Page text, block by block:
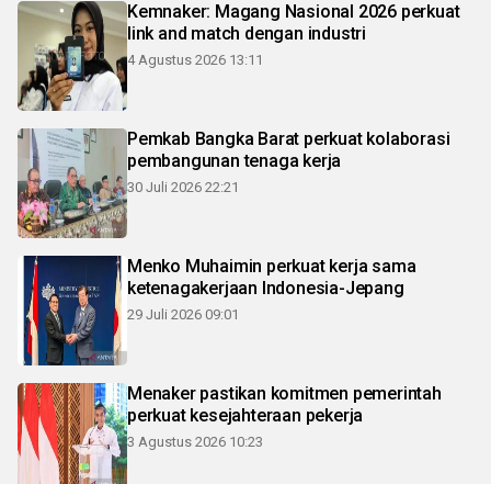
Kemnaker: Magang Nasional 2026 perkuat
link and match dengan industri
4 Agustus 2026 13:11
Pemkab Bangka Barat perkuat kolaborasi
pembangunan tenaga kerja
30 Juli 2026 22:21
Menko Muhaimin perkuat kerja sama
ketenagakerjaan Indonesia-Jepang
29 Juli 2026 09:01
Menaker pastikan komitmen pemerintah
perkuat kesejahteraan pekerja
3 Agustus 2026 10:23